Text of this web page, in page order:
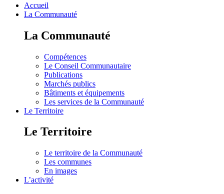
Accueil
La Communauté
La Communauté
Compétences
Le Conseil Communautaire
Publications
Marchés publics
Bâtiments et équipements
Les services de la Communauté
Le Territoire
Le Territoire
Le territoire de la Communauté
Les communes
En images
L’activité